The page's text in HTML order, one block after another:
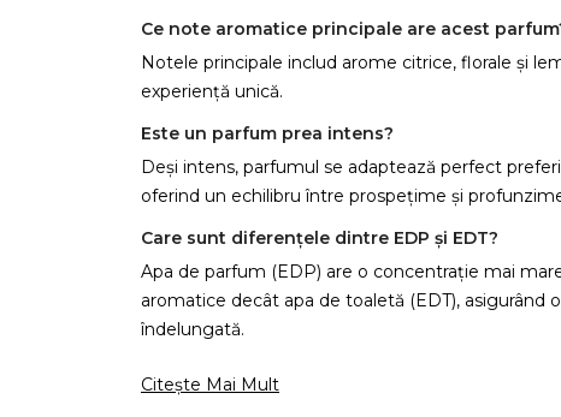
Ce note aromatice principale are acest
Notele principale includ arome citrice, florale și
experiență unică.
Este un parfum prea intens?
Deși intens, parfumul se adaptează perfect
oferind un echilibru între prospețime și
Care sunt diferențele dintre EDP și EDT?
Apa de parfum (EDP) are o concentrație mai
aromatice decât apa de toaletă (EDT), asigurând
îndelungată.
Citește Mai Mult